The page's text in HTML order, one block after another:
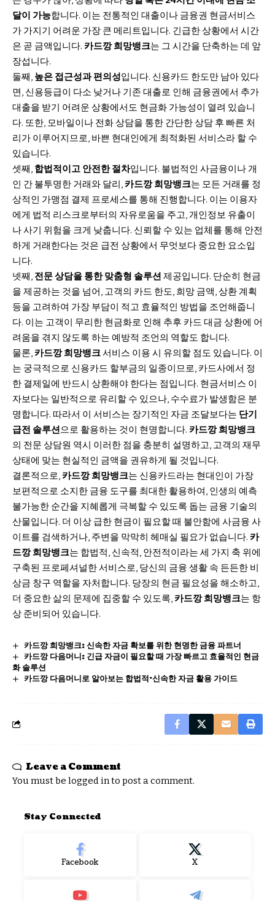
달이 가능합니다. 이는 전통적인 대출이나 금융권 현금서비스
가 가지기 어려운 가장 큰 메리트입니다. 긴급한 상황에서 시간
은 곧 금액입니다. 카드깡 희망뱅크는 그 시간을 단축하는 데 앞
장섭니다.
둘째, 높은 접근성과 편의성입니다. 신용카드 한도만 남아 있다
면, 신용등급이 다소 낮거나 기존 대출로 인해 금융권에서 추가
대출을 받기 어려운 상황에서도 현금화 가능성이 열려 있습니
다. 또한, 모바일이나 전화 상담을 통한 간단한 상담 후 빠른 처
리가 이루어지므로, 바쁜 현대인에게 최적화된 서비스라 할 수
있습니다.
셋째, 합법적이고 안전한 절차입니다. 불법적인 사금융이나 개
인 간 불투명한 거래와 달리, 카드깡 희망뱅크는 모든 거래를 정
상적인 가맹점 결제 프로세스를 통해 진행합니다. 이는 이용자
에게 법적 리스크로부터의 자유로움을 주고, 개인정보 유출이
나 사기 위험을 크게 낮춥니다. 신뢰할 수 있는 업체를 통해 안전
하게 거래한다는 것은 급전 상황에서 무엇보다 중요한 요소입
니다.
넷째, 전문 상담을 통한 맞춤형 솔루션 제공입니다. 단순히 현금
을 제공하는 것을 넘어, 고객의 카드 한도, 희망 금액, 상환 계획
등을 고려하여 가장 부담이 적고 효율적인 방법을 조언해줍니
다. 이는 고객이 무리한 현금화로 인해 추후 카드 대금 상환에 어
려움을 겪지 않도록 하는 예방적 조언의 역할도 합니다.
물론, 카드깡 희망뱅크서비스 이용 시 유의할 점도 있습니다. 이
는 궁극적으로 신용카드 할부금의 일종이므로, 카드사에서 정
한 결제일에 반드시 상환해야 한다는 점입니다. 현금서비스 이
자보다는 일반적으로 유리할 수 있으나, 수수료가 발생함은 분
명합니다. 따라서 이 서비스는 장기적인 자금 조달보다는 단기
급전 솔루션 으로 활용하는 것이 현명합니다. 카드깡 희망뱅크
의 전문 상담원 역시 이러한 점을 충분히 설명하고, 고객의 재무
상태에 맞는 현실적인 금액을 권유하게 될 것입니다.
결론적으로, 카드깡 희망뱅크는 신용카드라는 현대인이 가장
보편적으로 소지한 금융 도구를 최대한 활용하여, 인생의 예측
불가능한 순간을 지혜롭게 극복할 수 있도록 돕는 금융 기술의
산물입니다. 더 이상 급한 현금이 필요할 때 불안함에 사금융 사
이트를 검색하거나, 주변을 막막히 헤매실 필요가 없습니다. 카
드깡 희망뱅크는 합법적, 신속적, 안전적이라는 세 가지 축 위에
구축된 프로페셔널한 서비스로, 당신의 금융 생활 속 든든한 비
상금 창구 역할을 자처합니다. 당장의 현금 필요성을 해소하고,
더 중요한 삶의 문제에 집중할 수 있도록, 카드깡 희망뱅크는 항
상 준비되어 있습니다.
카드깡 희망뱅크: 신속한 자금 확보를 위한 현명한 금융 파트너
카드깡 다음머니: 긴급 자금이 필요할 때 가장 빠르고 효율적인 현금
화 솔루션
카드깡 다음머니로 알아보는 합법적·신속한 자금 활용 가이드
Leave a Comment
You must be logged into post a comment.
Stay Connected
Facebook X